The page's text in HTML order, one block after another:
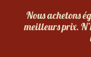
Nous achetons
meilleurs prix.